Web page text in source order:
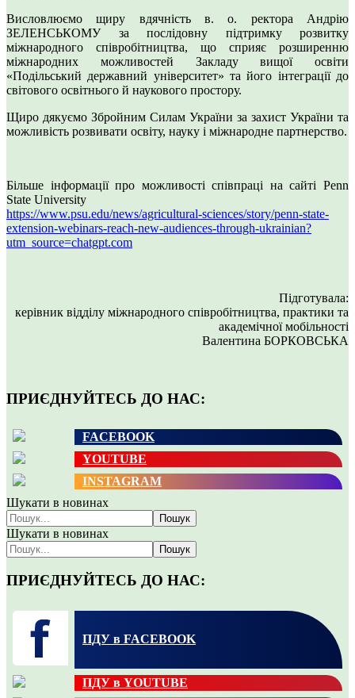
Висловлюємо щиру вдячність в. о. ректора Андрію
ЗЕЛЕНСЬКОМУ за послідовну підтримку розвитку
міжнародного співробітництва, що сприяє розширенню
міжнародних можливостей Закладу вищої освіти
«Подільський державний університет» та його інтеграції до
світового освітнього й наукового простору.
Щиро дякуємо Збройним Силам України за захист України та
можливість розвивати освіту, науку і міжнародне партнерство.
Більше інформації про можливості співпраці на сайті Penn
State University
https://www.psu.edu/news/agricultural-sciences/story/penn-state-
extension-webinars-reach-new-audiences-through-ukrainian?
utm_source=chatgpt.com
Підготувала:
керівник відділу міжнародного співробітництва, практики та
академічної мобільності
Валентина БОРКОВСЬКА
ПРИЄДНУЙТЕСЬ ДО НАС:
FACEBOOK
YOUTUBE
INSTAGRAM
Шукати в новинах
Пошук
Шукати в новинах
Пошук
ПРИЄДНУЙТЕСЬ ДО НАС:
ПДУ в FACEBOOK
ПДУ в YOUTUBE